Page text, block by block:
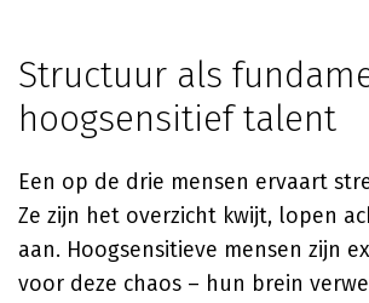
Structuur als
hoogsensitief talent
Een op de drie mensen ervaart
Ze zijn het overzicht kwijt, lopen
aan. Hoogsensitieve mensen zijn
voor deze chaos – hun brein